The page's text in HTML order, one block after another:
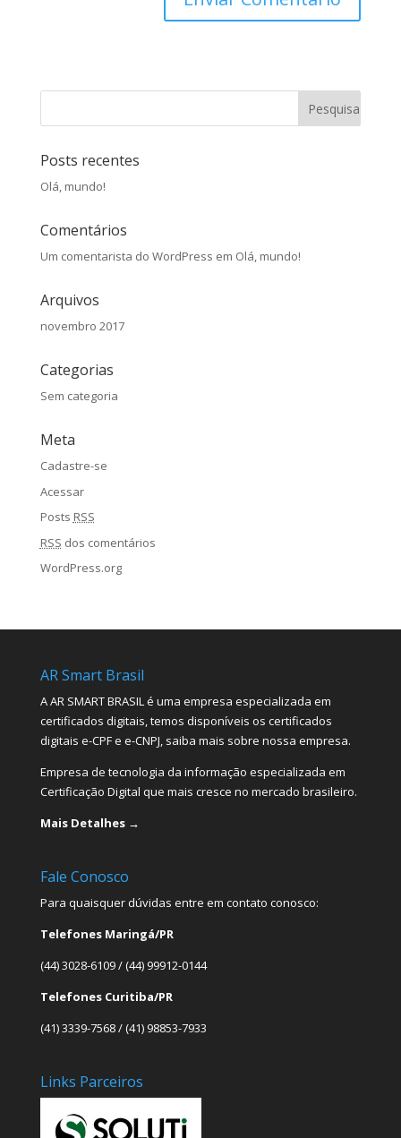
Posts recentes
Olá, mundo!
Comentários
Um comentarista do WordPress em Olá, mundo!
Arquivos
novembro 2017
Categorias
Sem categoria
Meta
Cadastre-se
Acessar
Posts RSS
RSS dos comentários
WordPress.org
AR Smart Brasil
A AR SMART BRASIL é uma empresa especializada em
certificados digitais, temos disponíveis os certificados
digitais e-CPF e e-CNPJ, saiba mais sobre nossa empresa.
Empresa de tecnologia da informação especializada em
Certificação Digital que mais cresce no mercado brasileiro.
Mais Detalhes →
Fale Conosco
Para quaisquer dúvidas entre em contato conosco:
Telefones Maringá/PR
(44) 3028-6109 / (44) 99912-0144
Telefones Curitiba/PR
(41) 3339-7568 / (41) 98853-7933
Links Parceiros